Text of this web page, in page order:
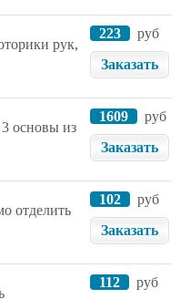
рук,
223
руб
Заказать
основы из
1609
руб
Заказать
отделить
102
руб
Заказать
112
руб